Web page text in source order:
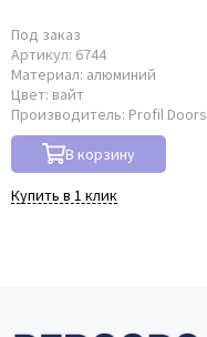
Под заказ
Артикул: 6744
Материал: алюминий
Цвет: вайт
Производитель: Profil Doors
В корзину
Купить в 1 клик